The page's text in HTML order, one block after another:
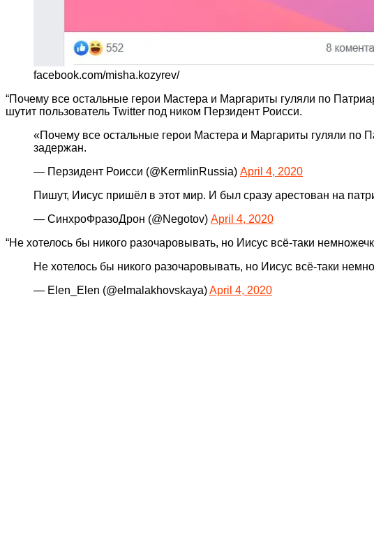
facebook.com/misha.kozyrev/
“Почему все остальные герои Мастера и Маргариты гуляли по
шутит пользователь Twitter под ником Пeрзидент Роисси.
«Почему все остальные герои Мастера и Маргариты гуляли по
задержан.
— Пeрзидент Роисси (@KermlinRussia) April 4, 2020
Пишут, Иисус пришёл в этот мир. И был сразу арестован на
— СинхроФразоДрон (@Negotov) April 4, 2020
“Не хотелось бы никого разочаровывать, но Иисус всё-таки
Не хотелось бы никого разочаровывать, но Иисус всё-таки
— Elen_Elen (@elmalakhovskaya)April 4, 2020